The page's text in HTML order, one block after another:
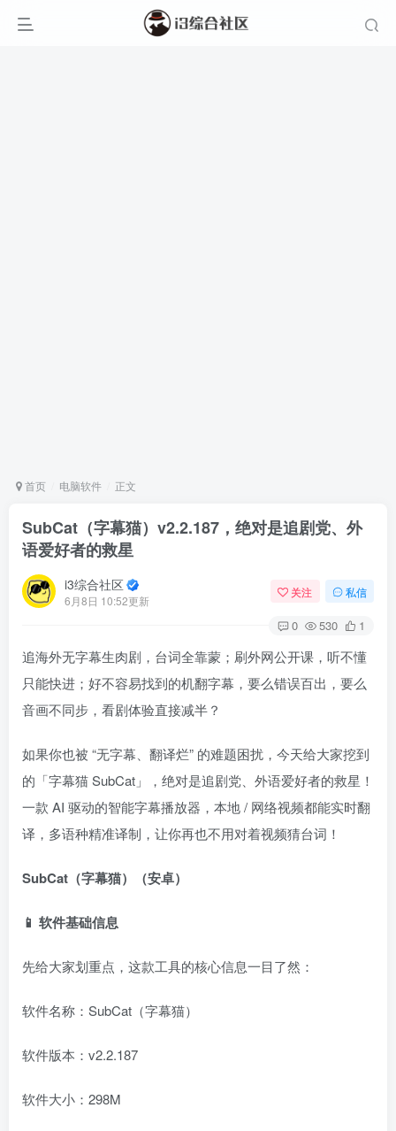
首页 电脑软件 正文
SubCat（字幕猫）v2.2.187，绝对是追剧党、外
语爱好者的救星
i3综合社区
6月8日 10:52更新
关注 私信
0 530 1
追海外无字幕生肉剧，台词全靠蒙；刷外网公开课，听不懂
只能快进；好不容易找到的机翻字幕，要么错误百出，要么
音画不同步，看剧体验直接减半？
如果你也被 “无字幕、翻译烂” 的难题困扰，今天给大家挖到
的「字幕猫 SubCat」，绝对是追剧党、外语爱好者的救星！
一款 AI 驱动的智能字幕播放器，本地 / 网络视频都能实时翻
译，多语种精准译制，让你再也不用对着视频猜台词！
SubCat（字幕猫）（安卓）
📱 软件基础信息
先给大家划重点，这款工具的核心信息一目了然：
软件名称：SubCat（字幕猫）
软件版本：v2.2.187
软件大小：298M